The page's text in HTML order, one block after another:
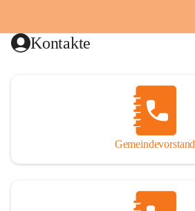
Kontakte
Gemeindevorstand